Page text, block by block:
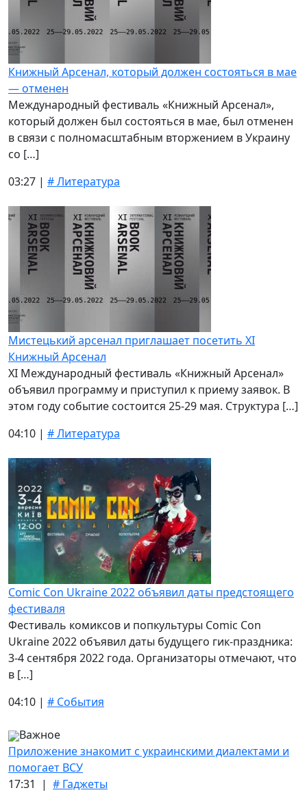
Книжный Арсенал, который должен состояться в мае
— отменен
Международный фестиваль «Книжный Арсенал»,
который должен был состояться в мае, был отменен
в связи с полномасштабным вторжением в Украину
со […]
03:27 | # Литература
Мистецький арсенал приглашает посетить XI
Книжный Арсенал
XI Международный фестиваль «Книжный Арсенал»
объявил программу и приступил к приему заявок. В
этом году событие состоится 25-29 мая. Структура […]
04:10 | # Литература
Comic Con Ukraine 2022 объявил даты предстоящего
фестиваля
Фестиваль комиксов и попкультуры Comic Con
Ukraine 2022 объявил даты будущего гик-праздника:
3-4 сентября 2022 года. Организаторы отмечают, что
в […]
04:10 | # События
Важное
Приложение знакомит с украинскими диалектами и
помогает ВСУ
17:31 | # Гаджеты